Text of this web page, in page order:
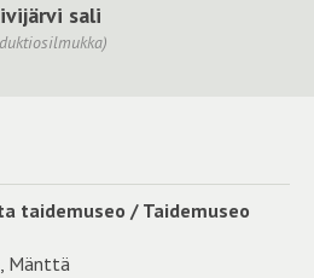
sali
taidemuseo / Taidemuseo
Mänttä